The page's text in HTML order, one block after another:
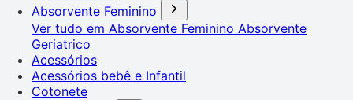
Absorvente Feminino
Ver tudo em Absorvente Feminino Absorvente
Geriatrico
Acessórios
Acessórios bebê e Infantil
Cotonete